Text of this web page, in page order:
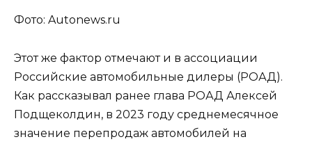
Фото: Autonews.ru
Этот же фактор отмечают и в ассоциации
Российские автомобильные дилеры (РОАД).
Как рассказывал ранее глава РОАД Алексей
Подщеколдин, в 2023 году среднемесячное
значение перепродаж автомобилей на